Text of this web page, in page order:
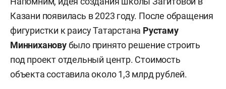
Казани появилась в 2023 году. После обращения
фигуристки к раису Татарстана Рустаму
Миннихановубыло принято решение строить
под проект отдельный центр. Стоимость
объекта составила около 1,3 млрд рублей.